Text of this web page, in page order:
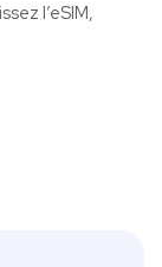
l’eSIM,